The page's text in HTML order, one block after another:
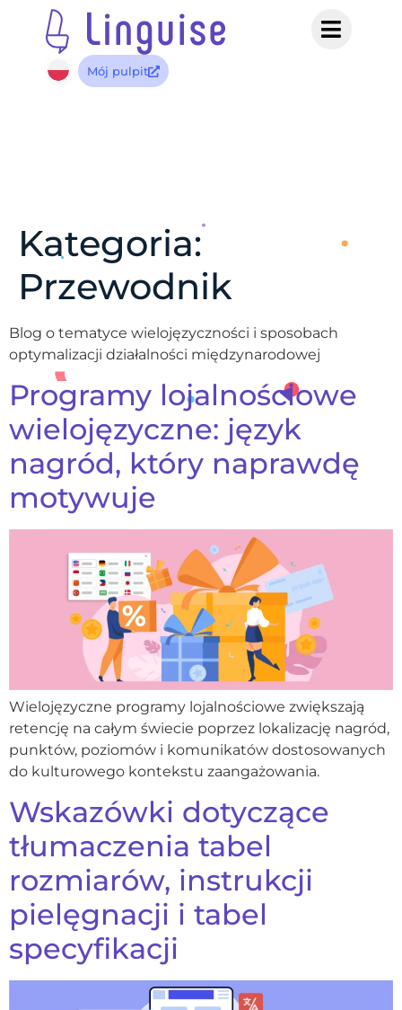
Mój pulpit
Kategoria:
Przewodnik
Blog o tematyce wielojęzyczności i sposobach
optymalizacji działalności międzynarodowej
Programy lojalnościowe
wielojęzyczne: język
nagród, który naprawdę
motywuje
Wielojęzyczne programy lojalnościowe zwiększają
retencję na całym świecie poprzez lokalizację nagród,
punktów, poziomów i komunikatów dostosowanych
do kulturowego kontekstu zaangażowania.
Wskazówki dotyczące
tłumaczenia tabel
rozmiarów, instrukcji
pielęgnacji i tabel
specyfikacji